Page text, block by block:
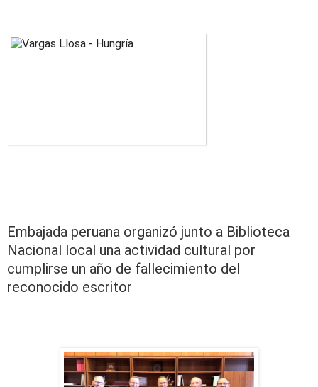
Embajada peruana organizó junto a Biblioteca
Nacional local una actividad cultural por
cumplirse un año de fallecimiento del
reconocido escritor